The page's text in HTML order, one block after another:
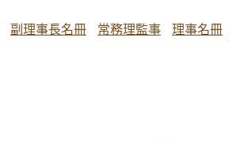
副理事長名冊 常務理監事 理事名冊